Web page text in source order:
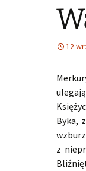
12
Byka,
z